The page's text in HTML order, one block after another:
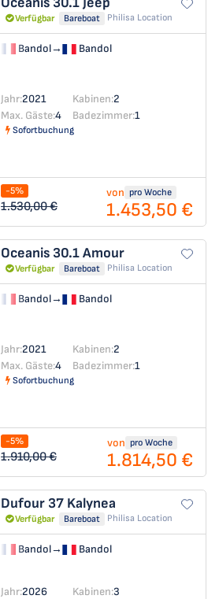
Verfügbar Bareboat Philisa Location
Bandol→ Bandol
Jahr:2021 Kabinen:2
Max. Gäste:4 Badezimmer:1
Sofortbuchung
-5%
1.530,00 €
von pro Woche
1.453,50 €
Oceanis 30.1Amour
Verfügbar Bareboat Philisa Location
Bandol→ Bandol
Jahr:2021 Kabinen:2
Max. Gäste:4 Badezimmer:1
Sofortbuchung
-5%
1.910,00 €
von pro Woche
1.814,50 €
Dufour 37 Kalynea
Verfügbar Bareboat Philisa Location
Bandol→ Bandol
Jahr:2026 Kabinen:3